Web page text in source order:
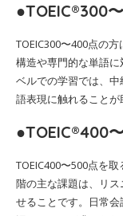
●TOEIC®300
TOEIC300〜400点の
構造や専門的な単語
ベルでの学習では、
語表現に触れることが
●TOEIC®400
TOEIC400〜500点を
階の主な課題は、リ
せることです。日常